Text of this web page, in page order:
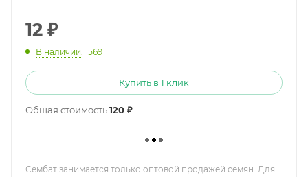
12 ₽
В наличии: 1569
Купить в 1 клик
Общая стоимость120 ₽
Сембат занимается только оптовой продажей семян. Для